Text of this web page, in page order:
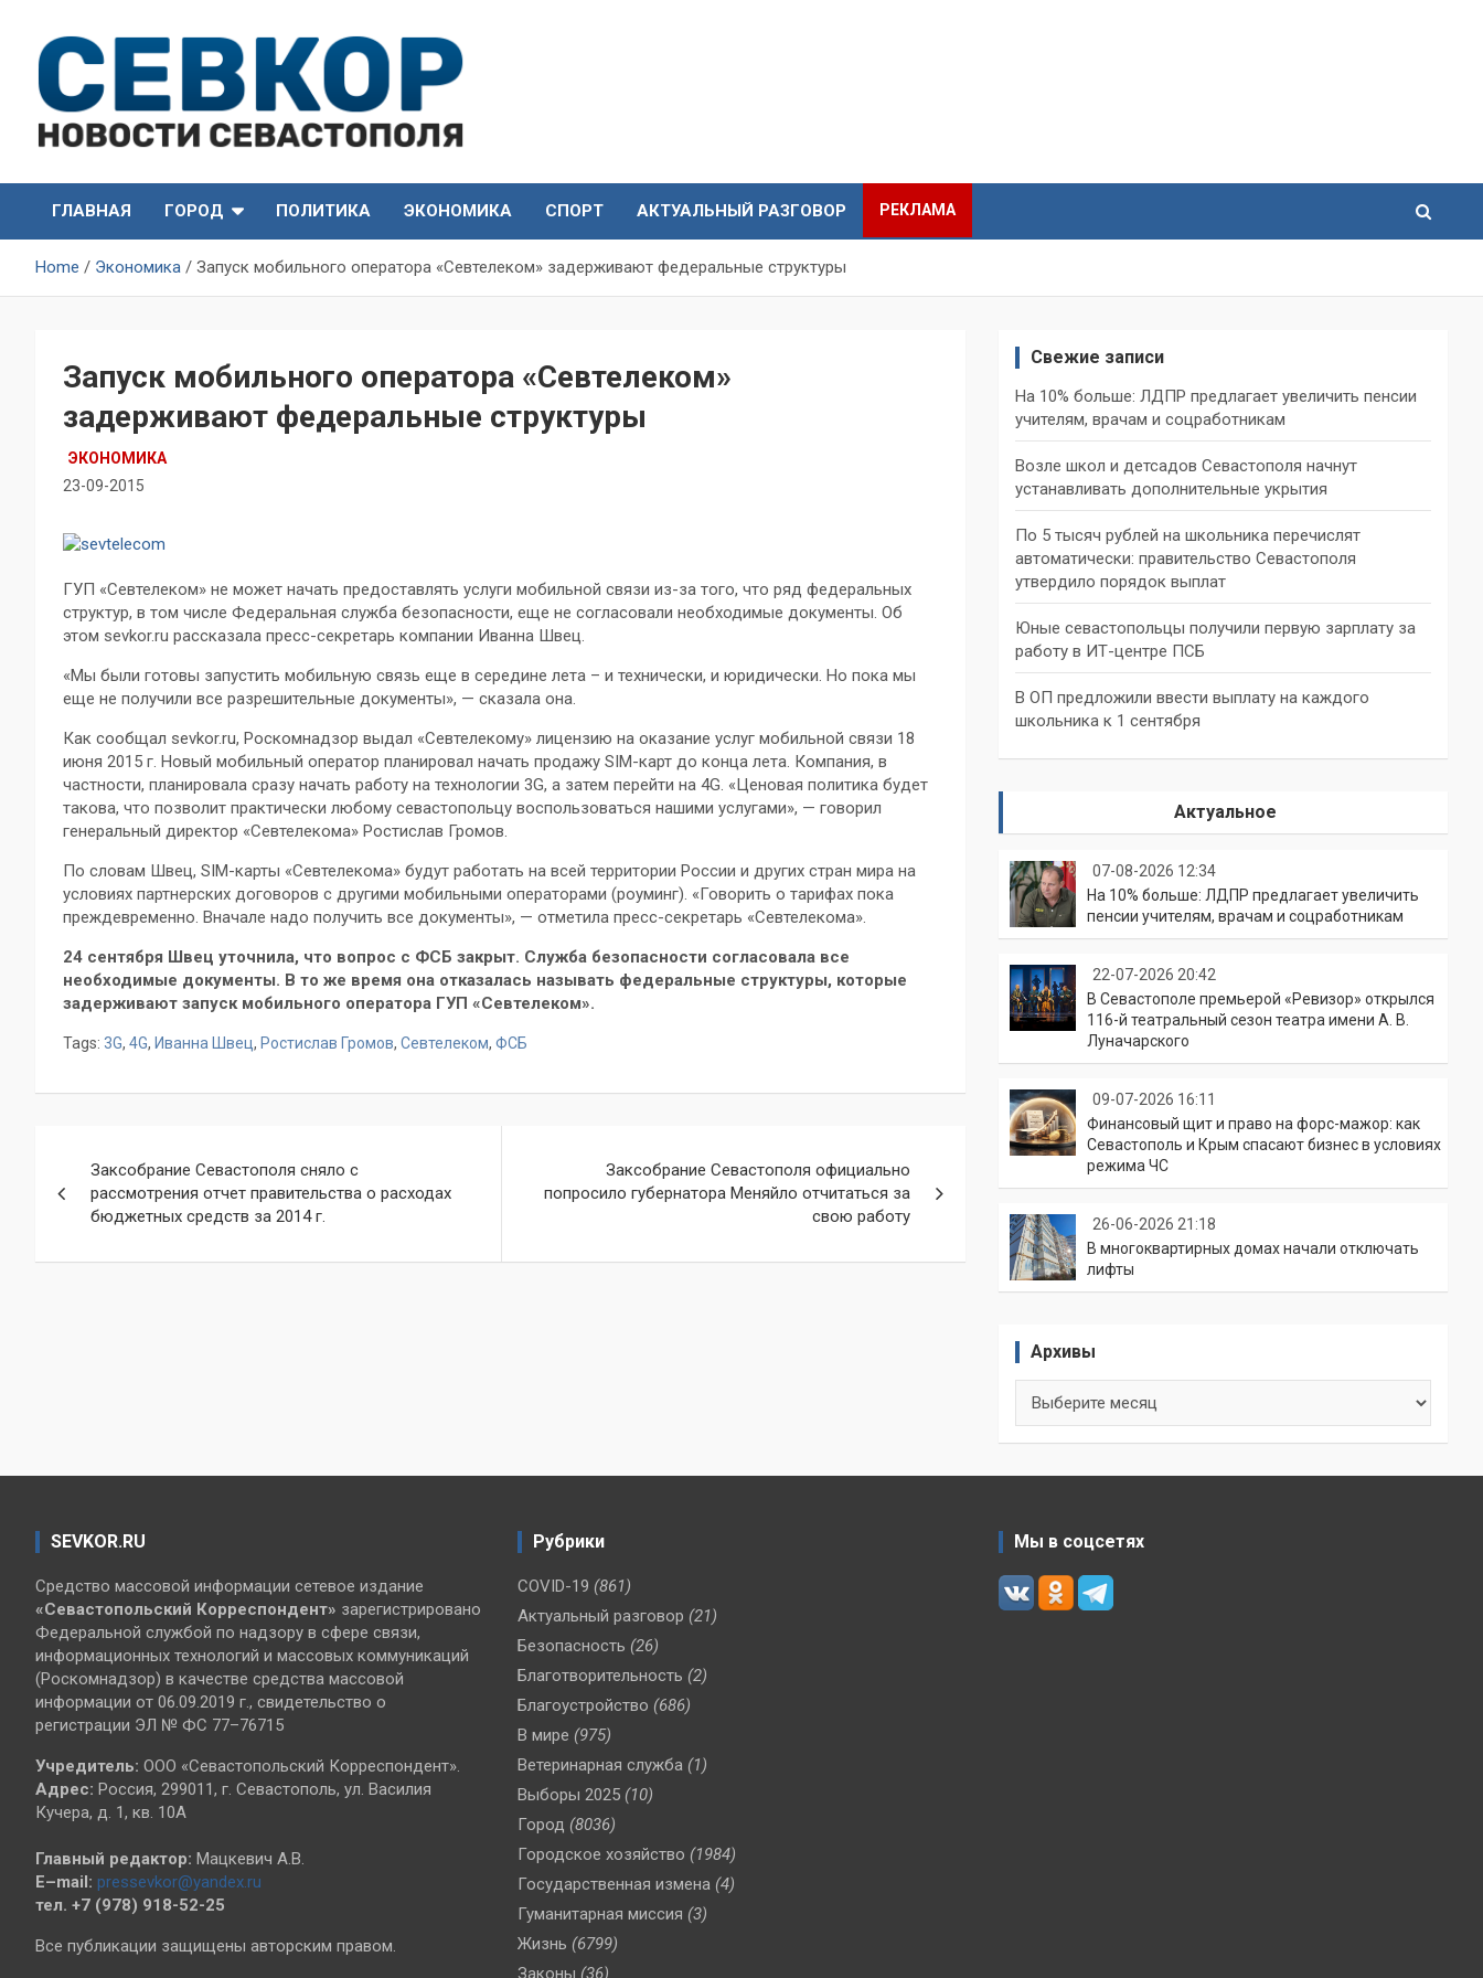
content
СевКор — Новости
Севастополя
Севастополя
ГЛАВНАЯ
ГОРОД ПОЛИТИКА ЭКОНОМИКА СПОРТ АКТУАЛЬНЫЙ РАЗГОВОР РЕКЛАМА
Home Экономика Запуск мобильного оператора «Севтелеком» задерживают федеральные структуры
Запуск мобильного оператора «Севтелеком»
задерживают федеральные структуры
ЭКОНОМИКА
23-09-2015
ГУП «Севтелеком» не может начать предоставлять услуги мобильной связи из-за того, что ряд федеральных
структур, в том числе Федеральная служба безопасности, еще не согласовали необходимые документы. Об
этом sevkor.ru рассказала пресс-секретарь компании Иванна Швец.
«Мы были готовы запустить мобильную связь еще в середине лета – и технически, и юридически. Но пока мы
еще не получили все разрешительные документы», — сказала она.
Как сообщал sevkor.ru, Роскомнадзор выдал «Севтелекому» лицензию на оказание услуг мобильной связи 18
июня 2015 г. Новый мобильный оператор планировал начать продажу SIM-карт до конца лета. Компания, в
частности, планировала сразу начать работу на технологии 3G, а затем перейти на 4G. «Ценовая политика будет
такова, что позволит практически любому севастопольцу воспользоваться нашими услугами», — говорил
генеральный директор «Севтелекома» Ростислав Громов.
По словам Швец, SIM-карты «Севтелекома» будут работать на всей территории России и других стран мира на
условиях партнерских договоров с другими мобильными операторами (роуминг). «Говорить о тарифах пока
преждевременно. Вначале надо получить все документы», — отметила пресс-секретарь «Севтелекома».
24 сентября Швец уточнила, что вопрос с ФСБ закрыт. Служба безопасности согласовала все
необходимые документы. В то же время она отказалась называть федеральные структуры, которые
задерживают запуск мобильного оператора ГУП «Севтелеком».
Tags: 3G, 4G, Иванна Швец, Ростислав Громов, Севтелеком, ФСБ
по
записям
Заксобрание Севастополя сняло с
рассмотрения отчет правительства о расходах
бюджетных средств за 2014 г.
Заксобрание Севастополя официально
попросило губернатора Меняйло отчитаться за
свою работу
Свежие записи
На 10% больше: ЛДПР предлагает увеличить пенсии
учителям, врачам и соцработникам
Возле школ и детсадов Севастополя начнут
устанавливать дополнительные укрытия
По 5 тысяч рублей на школьника перечислят
автоматически: правительство Севастополя
утвердило порядок выплат
Юные севастопольцы получили первую зарплату за
работу в ИТ-центре ПСБ
В ОП предложили ввести выплату на каждого
школьника к 1 сентября
Актуальное
07-08-2026 12:34
На 10% больше: ЛДПР предлагает увеличить
пенсии учителям, врачам и соцработникам
22-07-2026 20:42
В Севастополе премьерой «Ревизор» открылся
116-й театральный сезон театра имени А. В.
Луначарского
09-07-2026 16:11
Финансовый щит и право на форс-мажор: как
Севастополь и Крым спасают бизнес в условиях
режима ЧС
26-06-2026 21:18
В многоквартирных домах начали отключать
лифты
Архивы
SEVKOR.RU
Средство массовой информации сетевое издание
«Севастопольский Корреспондент» зарегистрировано
Федеральной службой по надзору в сфере связи,
информационных технологий и массовых коммуникаций
(Роскомнадзор) в качестве средства массовой
информации от 06.09.2019 г., свидетельство о
регистрации ЭЛ № ФС 77–76715
Учредитель: ООО «Севастопольский Корреспондент».
Адрес: Россия, 299011, г. Севастополь, ул. Василия
Кучера, д. 1, кв. 10А
Главный редактор: Мацкевич А.В.
E–mail: pressevkor@yandex.ru
тел. +7 (978) 918-52-25
Все публикации защищены авторским правом.
Рубрики
COVID-19 (861)
Актуальный разговор (21)
Безопасность (26)
Благотворительность (2)
Благоустройство (686)
В мире (975)
Ветеринарная служба (1)
Выборы 2025 (10)
Город (8036)
Городское хозяйство (1984)
Государственная измена (4)
Гуманитарная миссия (3)
Жизнь (6799)
Законы (36)
Мы в соцсетях